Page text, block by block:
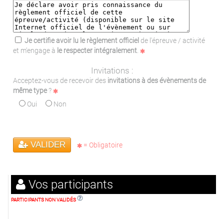
Je certifie avoir lu le règlement officiel de l'épreuve / activité
et m'engage à le respecter intégralement
Invitations :
Acceptez-vous de recevoir des invitations à des évènements de
même type?
Oui
Non
VALIDER = Obligatoire
Vos participants
PARTICIPANTS NON VALIDÉS